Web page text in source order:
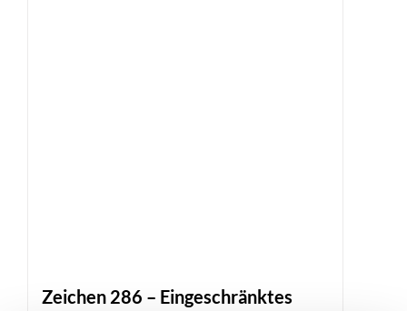
Zeichen 286 – Eingeschränktes